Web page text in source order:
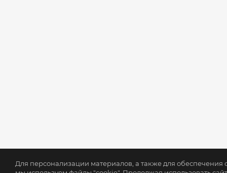
Для персонализации материалов, а также для обеспечения